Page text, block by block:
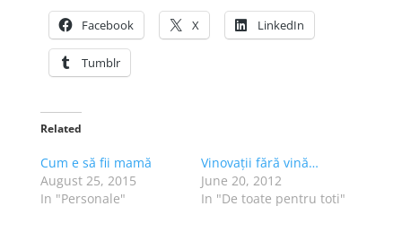
Facebook X LinkedIn
Tumblr
Related
Cum e să fii mamă
August 25, 2015
In "Personale"
Vinovații fără vină…
June 20, 2012
In "De toate pentru toti"